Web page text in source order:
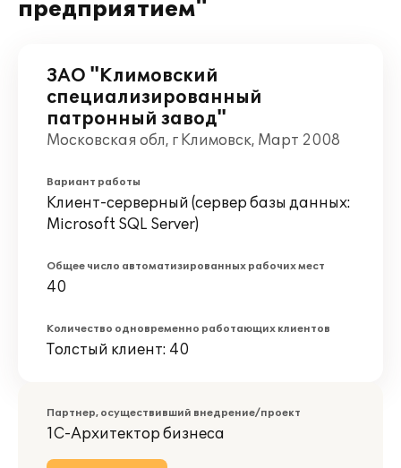
предприятием"
ЗАО "Климовский
специализированный
патронный завод"
Московская обл, г Климовск, Март 2008
Вариант работы
Клиент-серверный (сервер базы данных:
Microsoft SQL Server)
Общее число автоматизированных рабочих мест
40
Количество одновременно работающих клиентов
Толстый клиент: 40
Партнер, осуществивший внедрение/проект
1С-Архитектор бизнеса